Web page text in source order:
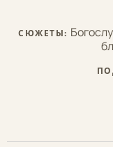
СЮЖЕТЫ: